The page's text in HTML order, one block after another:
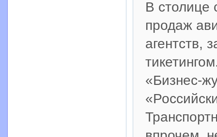
В столице
продаж
агентств,
«Бизнес-